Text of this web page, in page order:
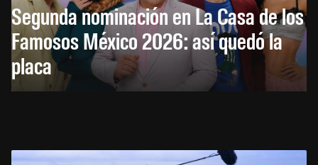
Segunda nominación en La Casa de los
Famosos México 2026: así quedó la
placa